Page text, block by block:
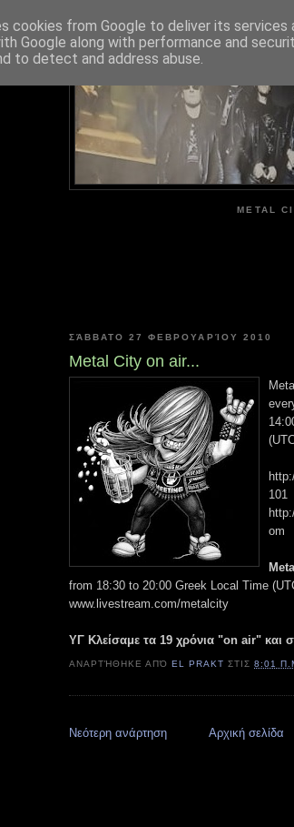
METAL
ΣΆΒΒΑΤΟ 27 ΦΕΒΡΟΥΑΡΊΟΥ 2010
Metal City on air...
101
om
from 18:30 to 20:00 Greek Local Time
www.livestream.com/metalcity
ΥΓ Κλείσαμε τα 19 χρόνια "on air" και
ΑΝΑΡΤΉΘΗΚΕ ΑΠΌEL PRAKT ΣΤΙΣ8:01
Νεότερη ανάρτηση Αρχική σελίδα
cookies from Google to deliver its services
Google along with performance and
to detect and address abuse.